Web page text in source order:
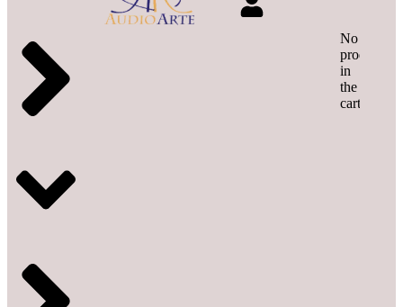
No
products
in
the
cart.